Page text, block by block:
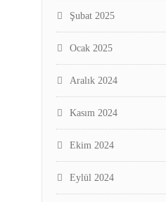
Şubat 2025
Ocak 2025
Aralık 2024
Kasım 2024
Ekim 2024
Eylül 2024